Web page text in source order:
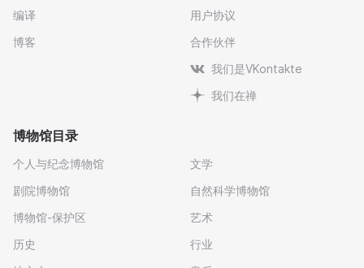
编译
博客
用户协议
合作伙伴
我们是VKontakte
我们在禅
博物馆目录
个人与纪念博物馆
剧院博物馆
博物馆-保护区
历史
文学
自然科学博物馆
艺术
行业